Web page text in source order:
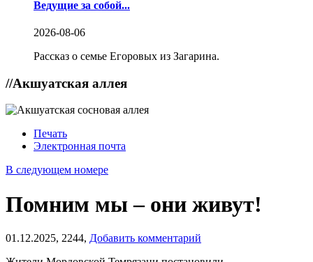
Ведущие за собой...
2026-08-06
Рассказ о семье Егоровых из Загарина.
//Акшуатская аллея
Печать
Электронная почта
В следующем номере
Помним мы – они живут!
01.12.2025, 2244, Добавить комментарий